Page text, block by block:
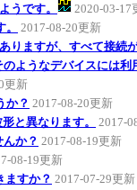
うです。
2020-03-17
2017-08-20更新
りますが、すべて接続
ようなデバイスには利
更新
か？ 2017-08-20更新
と異なります。
2017-
か？ 2017-08-19更新
08-19更新
すか？ 2017-07-29更新